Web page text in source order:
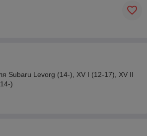
Subaru Levorg (14-), XV I (12-17), XV II
)